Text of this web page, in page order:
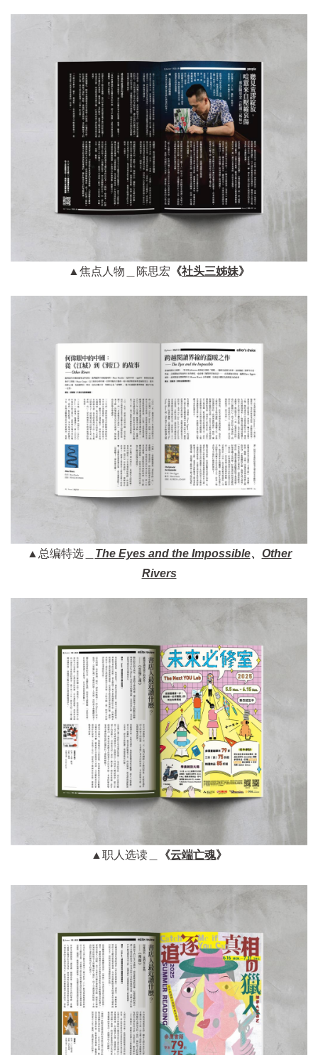
▲焦点人物＿陈思宏 《社头三姊妹》
▲总编特选＿ The Eyes and the Impossible、 Other
Rivers
▲职人选读＿ 《云端亡魂》